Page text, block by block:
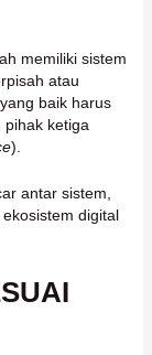
memiliki sistem
atau
baik harus
pihak ketiga
).
antar sistem,
digital